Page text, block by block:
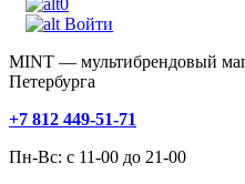
0
Войти
MINT — мультибрендовый
Петербурга
+7 812 449-51-71
Пн-Вс: с 11-00 до 21-00